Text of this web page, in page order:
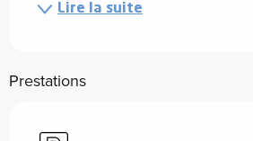
Lire la suite
Prestations